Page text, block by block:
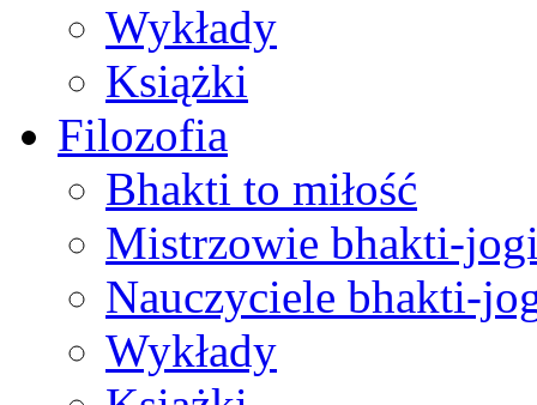
Wykłady
Książki
Filozofia
Bhakti to miłość
Mistrzowie bhakti-
Nauczyciele bhakti-
Wykłady